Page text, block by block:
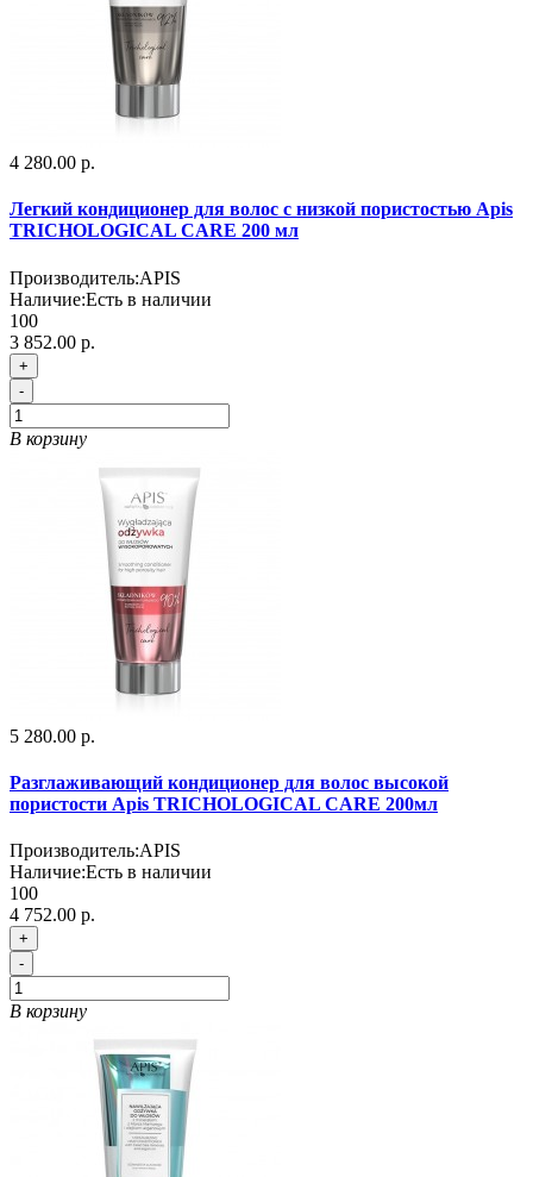
4 280.00 р.
Легкий кондиционер для волос с низкой пористостью Apis
TRICHOLOGICAL CARE 200 мл
Производитель:APIS
Наличие:Есть в наличии
100
3 852.00 р.
+
-
В корзину
5 280.00 р.
Разглаживающий кондиционер для волос высокой
пористости Apis TRICHOLOGICAL CARE 200мл
Производитель:APIS
Наличие:Есть в наличии
100
4 752.00 р.
+
-
В корзину